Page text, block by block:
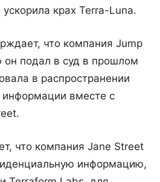
крах Terra-Luna.
что компания Jump
он подал в суд в прошлом
в распространении
вместе с
что компания Jane Street
информацию,